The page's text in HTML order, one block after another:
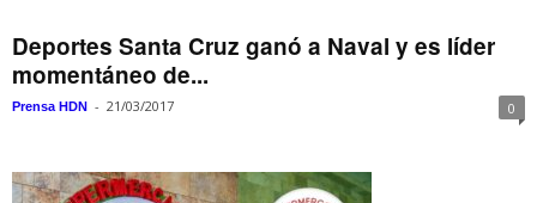
Deportes Santa Cruz ganó a Naval y es líder
momentáneo de...
Prensa HDN - 21/03/2017 0